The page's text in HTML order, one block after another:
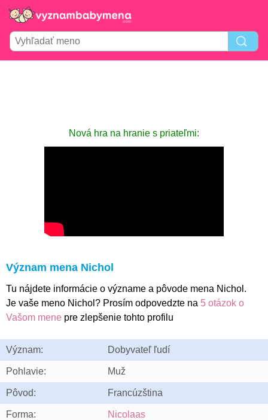
Nová hra na hranie s priateľmi:
Význam mena Nichol
Tu nájdete informácie o význame a pôvode mena Nichol.
Je vaše meno Nichol? Prosím odpovedzte na 5 otázok o
Vašom mene pre zlepšenie tohto profilu
Význam: Dobyvateľ ľudí
Pohlavie: Muž
Pôvod: Francúzština
Forma: Nicolaas